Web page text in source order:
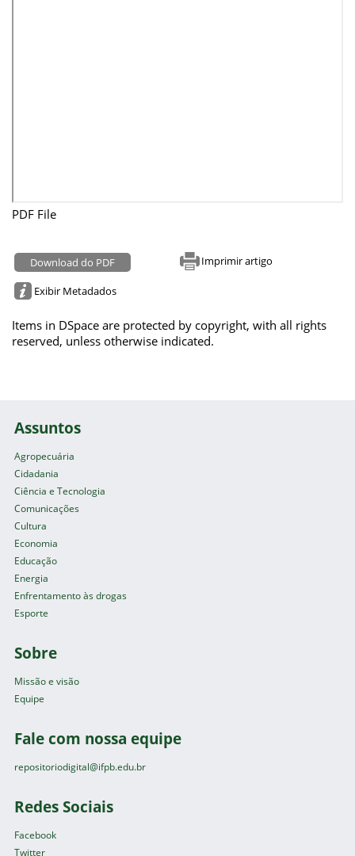
PDF File
Download do PDF Imprimir artigo
Exibir Metadados
Items in DSpace are protected by copyright, with all rights
reserved, unless otherwise indicated.
Assuntos
Agropecuária
Cidadania
Ciência e Tecnologia
Comunicações
Cultura
Economia
Educação
Energia
Enfrentamento às drogas
Esporte
Sobre
Missão e visão
Equipe
Fale com nossa equipe
repositoriodigital@ifpb.edu.br
Redes Sociais
Facebook
Twitter